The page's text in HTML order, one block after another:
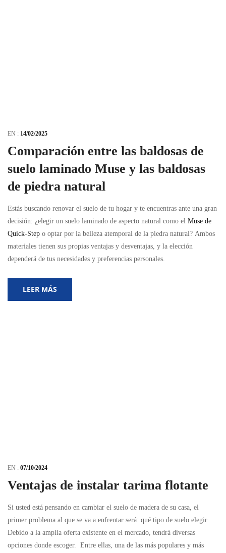
EN : 14/02/2025
Comparación entre las baldosas de
suelo laminado Muse y las baldosas
de piedra natural
Estás buscando renovar el suelo de tu hogar y te encuentras ante una gran
decisión: ¿elegir un suelo laminado de aspecto natural como el Muse de
Quick-Step o optar por la belleza atemporal de la piedra natural? Ambos
materiales tienen sus propias ventajas y desventajas, y la elección
dependerá de tus necesidades y preferencias personales.
LEER MÁS
EN : 07/10/2024
Ventajas de instalar tarima flotante
Si usted está pensando en cambiar el suelo de madera de su casa, el
primer problema al que se va a enfrentar será: qué tipo de suelo elegir.
Debido a la amplia oferta existente en el mercado, tendrá diversas
opciones donde escoger. Entre ellas, una de las más populares y más